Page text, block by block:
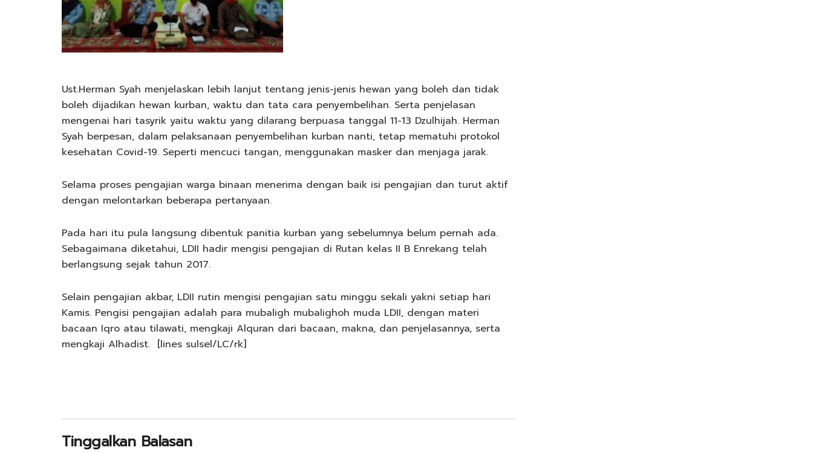
Ust.Herman Syah menjelaskan lebih lanjut tentang jenis-jenis hewan yang boleh dan tidak
boleh dijadikan hewan kurban, waktu dan tata cara penyembelihan. Serta penjelasan
mengenai hari tasyrik yaitu waktu yang dilarang berpuasa tanggal 11-13 Dzulhijah. Herman
Syah berpesan, dalam pelaksanaan penyembelihan kurban nanti, tetap mematuhi protokol
kesehatan Covid-19. Seperti mencuci tangan, menggunakan masker dan menjaga jarak.
Selama proses pengajian warga binaan menerima dengan baik isi pengajian dan turut aktif
dengan melontarkan beberapa pertanyaan.
Pada hari itu pula langsung dibentuk panitia kurban yang sebelumnya belum pernah ada.
Sebagaimana diketahui, LDII hadir mengisi pengajian di Rutan kelas II B Enrekang telah
berlangsung sejak tahun 2017.
Selain pengajian akbar, LDII rutin mengisi pengajian satu minggu sekali yakni setiap hari
Kamis. Pengisi pengajian adalah para mubaligh mubalighoh muda LDII, dengan materi
bacaan Iqro atau tilawati, mengkaji Alquran dari bacaan, makna, dan penjelasannya, serta
mengkaji Alhadist. [lines sulsel/LC/rk]
Tinggalkan Balasan